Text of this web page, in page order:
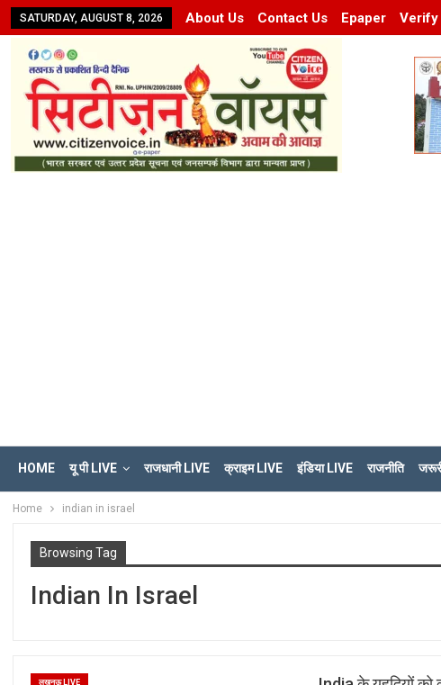
SATURDAY, AUGUST 8, 2026 About Us Contact Us Epaper Verify
HOME यू पी LIVE राजधानी LIVE क्राइम LIVE इंडिया LIVE राजनीति
Home indian in israel
Browsing Tag
Indian In Israel
लखनऊ LIVE